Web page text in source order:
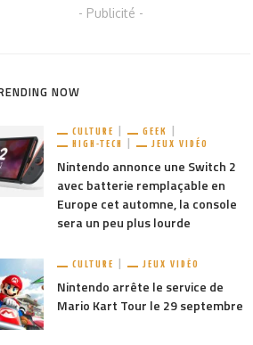
- Publicité -
NOW
CULTURE
GEEK
HIGH-TECH
JEUX VIDÉO
Nintendo annonce une Switch 2
avec batterie remplaçable en
Europe cet automne, la console
sera un peu plus lourde
CULTURE JEUX VIDÉO
Nintendo arrête le service de
Mario Kart Tour le 29 septembre